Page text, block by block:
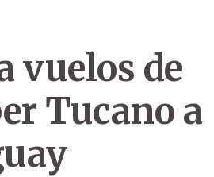
vuelos de
Tucano a